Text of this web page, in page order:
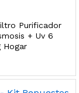
Purificador
+ Uv 6
Hogar